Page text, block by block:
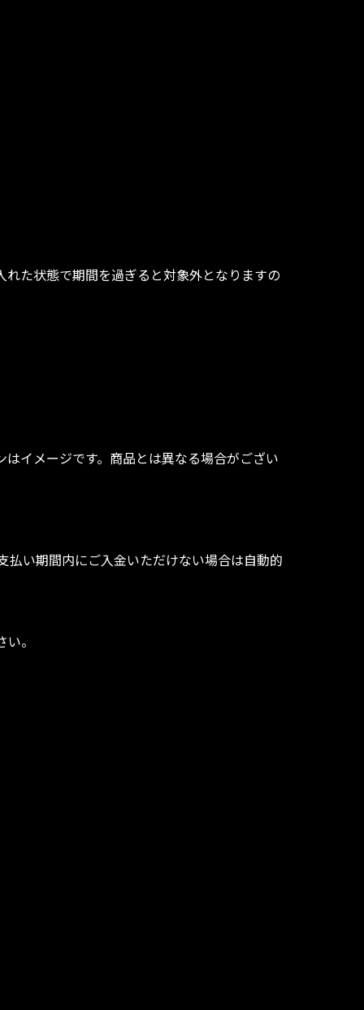
た状態で期間を過ぎると対象外となりますの
イメージです。商品とは異なる場合がござい
い期間内にご入金いただけない場合は自動的
。